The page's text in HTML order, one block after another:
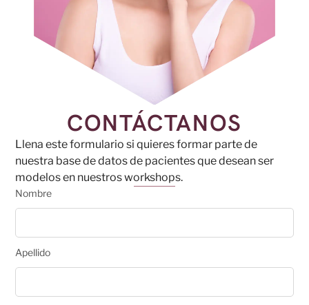
CONTÁCTANOS
Llena este formulario si quieres formar parte de
nuestra base de datos de pacientes que desean ser
modelos en nuestros workshops.
Nombre
Apellido